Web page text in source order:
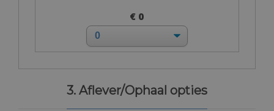
€ 0
3. Aflever/Ophaal opties